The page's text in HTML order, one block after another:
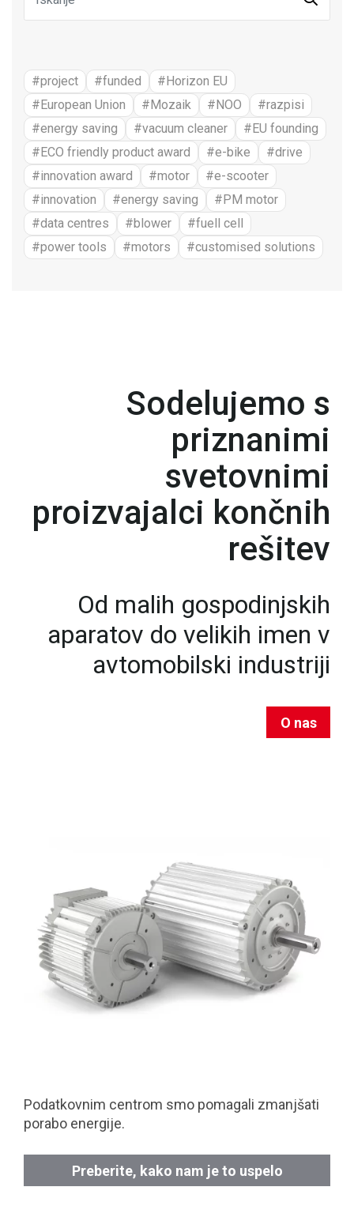
#project #funded
#Horizon EU
#European Union
#Mozaik #NOO
#razpisi
#energy saving
#vacuum cleaner
#EU founding
#ECO friendly product award
#e-bike
#drive
#innovation award
#motor
#e-scooter
#innovation
#energy saving
#PM motor
#data centres
#blower
#fuell cell
#power tools
#motors #customised solutions
Sodelujemo s
priznanimi
svetovnimi
proizvajalci končnih
rešitev
Od malih gospodinjskih
aparatov do velikih imen v
avtomobilski industriji
O nas
Podatkovnim centrom smo pomagali zmanjšati
porabo energije.
Preberite, kako nam je to uspelo